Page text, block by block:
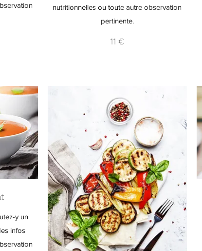
nutritionnelles ou toute autre observation
pertinente.
11 €
y un
infos